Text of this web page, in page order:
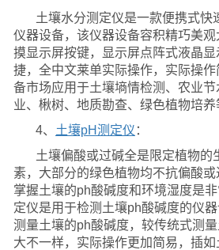
土壤水分测定仪是一款便携式快
仪器设备，该仪器设备容积精巧美
摸显示屏按键，显示屏点阵式液晶
捷，全中文莱单实际操作，实际操
备市场应用于土壤墒情检测、农业
业、楸树、地质勘查、绿色植物培养
4、 土壤pH测定仪 ：
土壤偏酸或过碱全是限定植物的
素，大部分的绿色植物均不抗偏酸或
掌握土壤的ph酸碱度和环境湿度是
定仪是用于检测土壤ph酸碱度的仪
测量土壤的ph酸碱度，较传统式测
大不一样，实际操作更加简易，插